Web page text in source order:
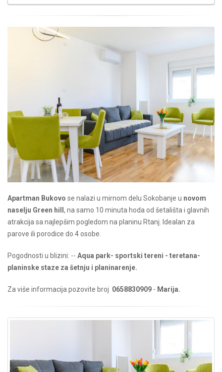
Apartman Bukovo se nalazi u mirnom delu Sokobanje u novom
naselju Green hill, na samo 10 minuta hoda od šetališta i glavnih
atrakcija sa najlepšim pogledom na planinu Rtanj. Idealan za
parove ili porodice do 4 osobe.
Pogodnosti u blizini: -- Aqua park- sportski tereni - teretana-
planinske staze za šetnju i planinarenje.
Za više informacija pozovite broj 0658830909 - Marija.